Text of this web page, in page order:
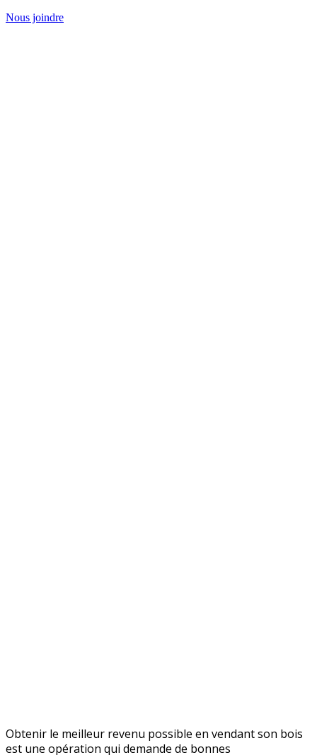
Nous joindre
Obtenir le meilleur revenu possible en vendant son bois
est une opération qui demande de bonnes